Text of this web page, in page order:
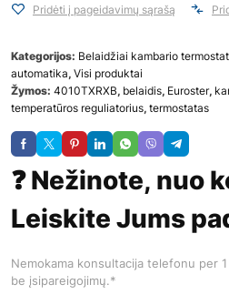
Pridėti į pageidavimų sąrašą
Kategorijos: Belaidžiai kambario
automatika, Visi produktai
Žymos: 4010TXRXB, belaidis, Euroster,
temperatūros reguliatorius, termostatas
❓ Nežinote, nuo
Leiskite Jums
Nemokama konsultacija telefonu per
be įsipareigojimų.*